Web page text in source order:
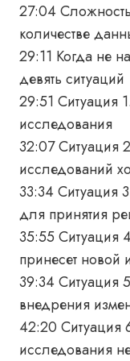
27:04
количестве
29:11 Когда не
девять ситуаций
29:51 Ситуация
исследования
32:07 Ситуация
исследований
33:34 Ситуация
для принятия
35:55 Ситуация
принесет
39:34 Ситуация
внедрения
42:20 Ситуация
исследования